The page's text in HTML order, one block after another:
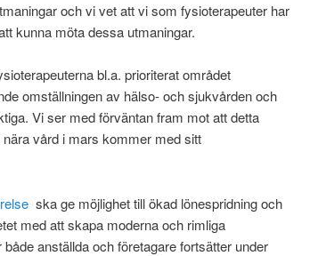
och vi vet att vi som fysioterapeuter har
kunna möta dessa utmaningar.
bl.a. prioriteratområdet
omställningen av hälso- och sjukvården och
Vi ser med förväntan fram mot att detta
vård i mars kommer med sitt
ska ge möjlighet tillökad lönespridning och
med attskapa moderna och rimliga
anställda och företagare fortsätter under